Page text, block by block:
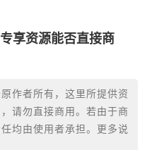
享资源能否直接商
作者所有，这里所提供资
请勿直接商用。若由于商
均由使用者承担。更多说